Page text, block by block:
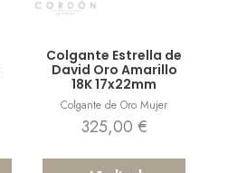
Colgante Estrella de
David Oro Amarillo
18K 17x22mm
Colgante de Oro Mujer
325,00 €